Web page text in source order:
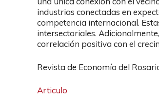
industrias conectadas en
competencia internacional.
intersectoriales.
correlación positiva con el
Revista de Economía del
Articulo